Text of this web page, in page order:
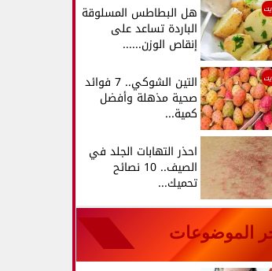
هل البطاطس المسلوقة
الباردة تساعد على
إنقاص الوزن......
التين الشوكي.. 7 فوائد
صحية مذهلة وأفضل
كمية...
احذر التهابات الجلد في
الصيف.. 10 نصائح
تحميك...
الموضوعات